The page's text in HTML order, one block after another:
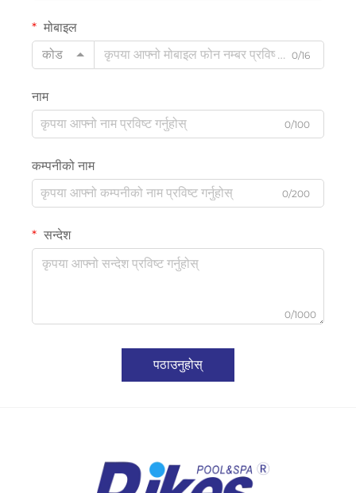
मोबाइल
कोड
0/16
नाम
0/100
कम्पनीको नाम
0/200
सन्देश
0/1000
पठाउनुहोस्